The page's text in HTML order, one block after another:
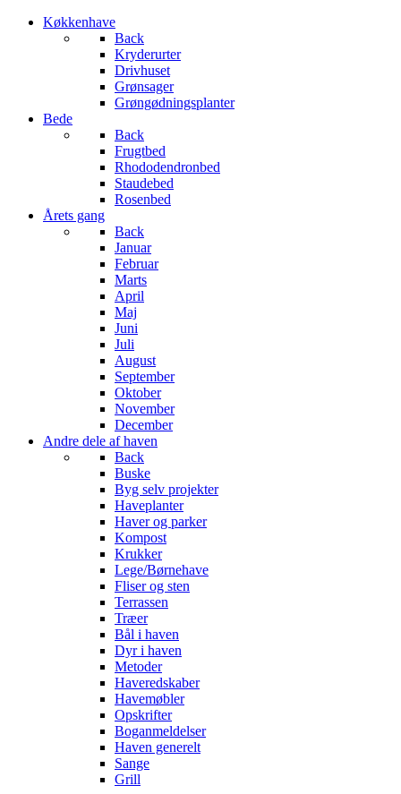
Køkkenhave
Back
Kryderurter
Drivhuset
Grønsager
Grøngødningsplanter
Bede
Back
Frugtbed
Rhododendronbed
Staudebed
Rosenbed
Årets gang
Back
Januar
Februar
Marts
April
Maj
Juni
Juli
August
September
Oktober
November
December
Andre dele af haven
Back
Buske
Byg selv projekter
Haveplanter
Haver og parker
Kompost
Krukker
Lege/Børnehave
Fliser og sten
Terrassen
Træer
Bål i haven
Dyr i haven
Metoder
Haveredskaber
Havemøbler
Opskrifter
Boganmeldelser
Haven generelt
Sange
Grill